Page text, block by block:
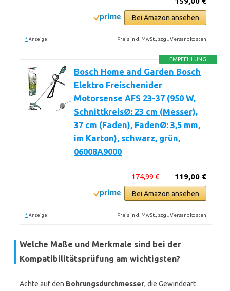
Bei Amazon ansehen
* Anzeige Preis inkl. MwSt., zzgl. Versandkosten
EMPFEHLUNG
Bosch Home and Garden Bosch
Elektro Freischenider
Motorsense AFS 23-37 (950 W,
SchnittkreisØ: 23 cm (Messer),
37 cm (Faden), FadenØ: 3,5 mm,
im Karton), schwarz, grün,
06008A9000
119,00 €
174,99 €
Bei Amazon ansehen
* Anzeige Preis inkl. MwSt., zzgl. Versandkosten
Welche Maße und Merkmale sind bei der
Kompatibilitätsprüfung am wichtigsten?
Achte auf den Bohrungsdurchmesser, die Gewindeart